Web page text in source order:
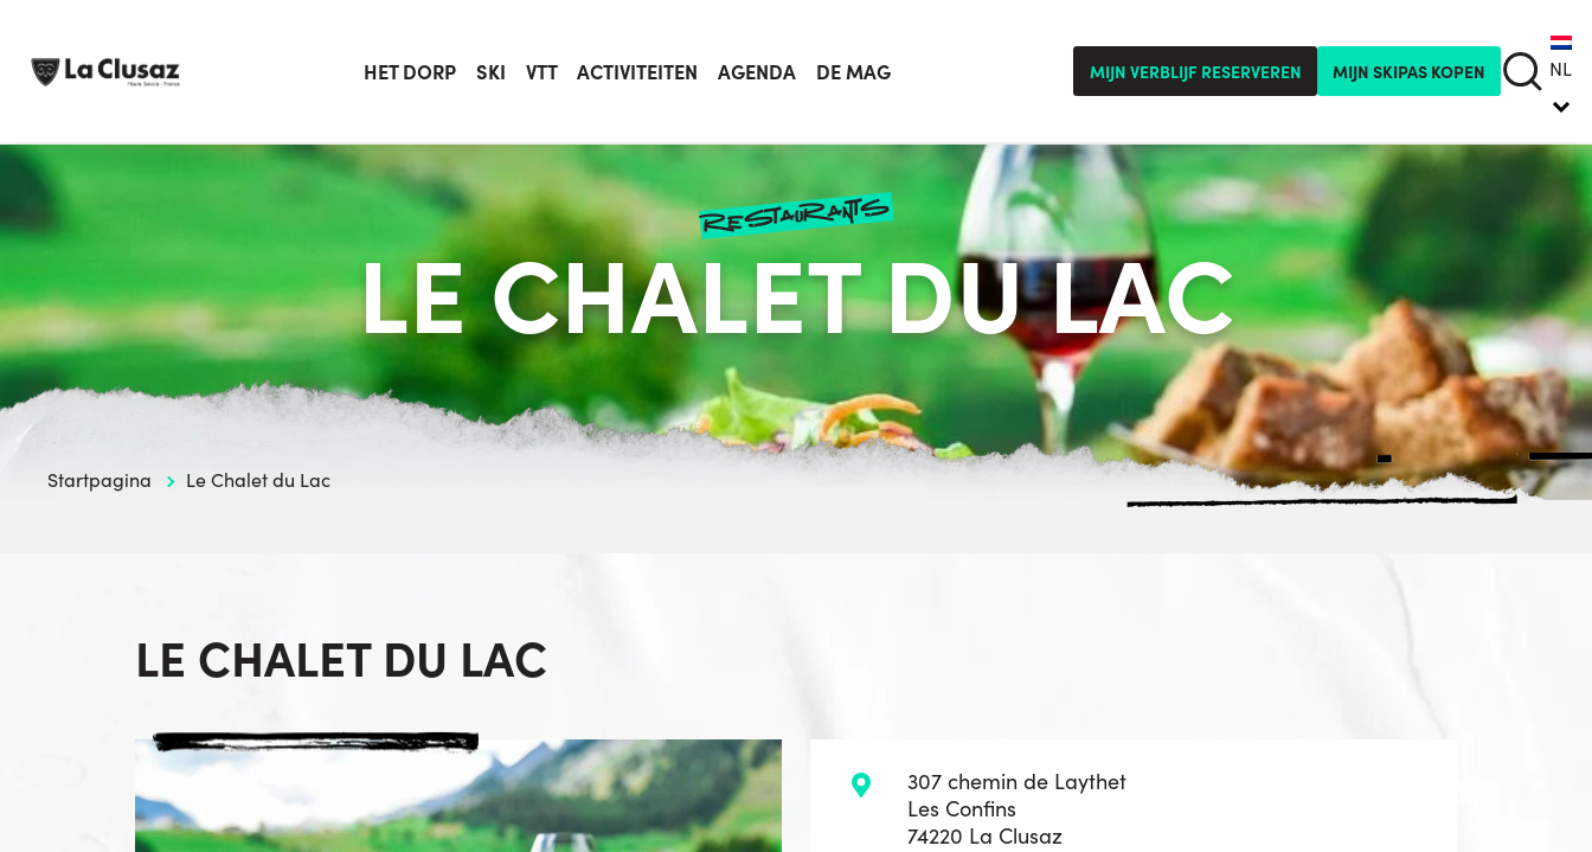
content
HET DORP SKI VTT ACTIVITEITEN AGENDA DE MAG MIJN VERBLIJF RESERVEREN MIJN SKIPAS KOPEN NL
restaurants
LE CHALET DU LAC
Startpagina Le Chalet du Lac
LE CHALET DU LAC
307 chemin de Laythet
Les Confins
74220 La Clusaz